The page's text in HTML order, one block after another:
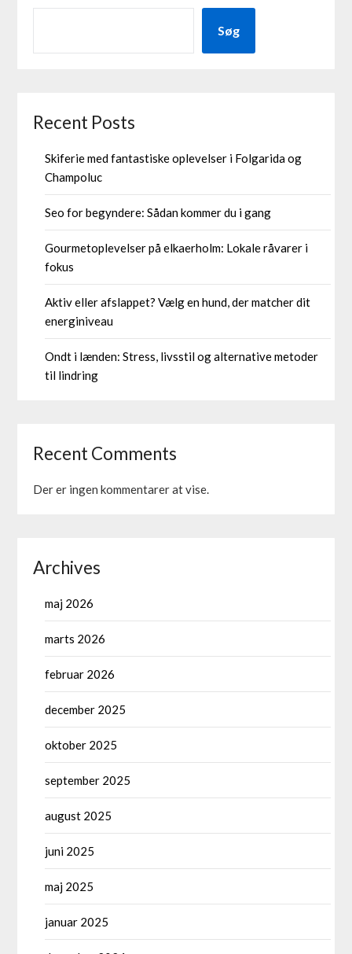
Søg
Recent Posts
Skiferie med fantastiske oplevelser i Folgarida og
Champoluc
Seo for begyndere: Sådan kommer du i gang
Gourmetoplevelser på elkaerholm: Lokale råvarer i
fokus
Aktiv eller afslappet? Vælg en hund, der matcher dit
energiniveau
Ondt i lænden: Stress, livsstil og alternative metoder
til lindring
Recent Comments
Der er ingen kommentarer at vise.
Archives
maj 2026
marts 2026
februar 2026
december 2025
oktober 2025
september 2025
august 2025
juni 2025
maj 2025
januar 2025